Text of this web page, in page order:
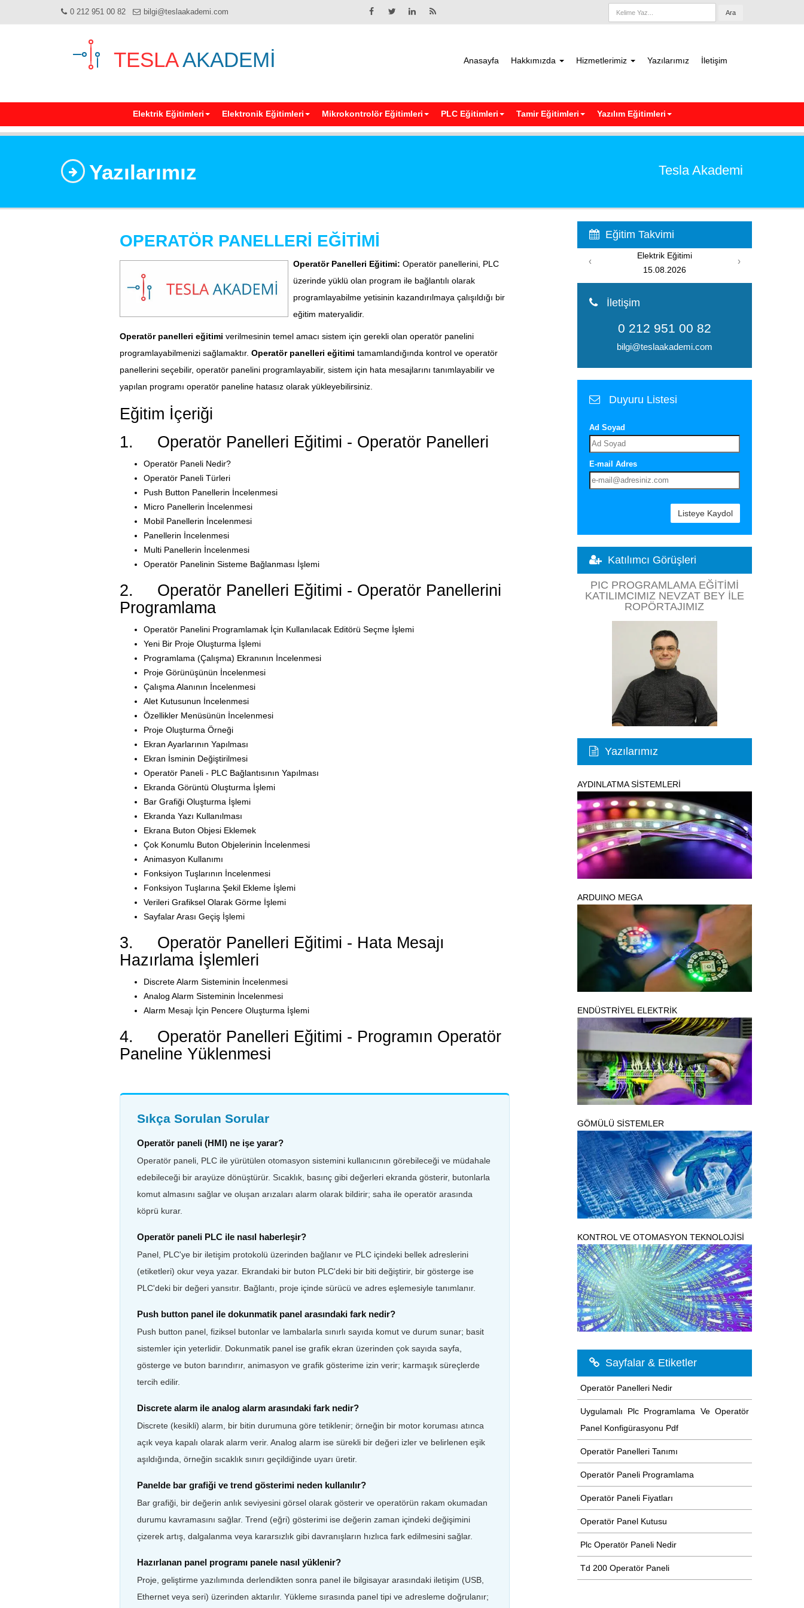
0 212 951 00 82 bilgi@teslaakademi.com Ara
TESLAAKADEMİ Anasayfa Hakkımızda Hizmetlerimiz Yazılarımız İletişim
Elektrik Eğitimleri Elektronik Eğitimleri Mikrokontrolör Eğitimleri PLC Eğitimleri Tamir Eğitimleri Yazılım Eğitimleri
Yazılarımız Tesla Akademi
OPERATÖR PANELLERİ EĞİTİMİ
Operatör Panelleri Eğitimi: Operatör panellerini, PLC
üzerinde yüklü olan program ile bağlantılı olarak
programlayabilme yetisinin kazandırılmaya çalışıldığı bir
eğitim materyalidir.
Operatör panelleri eğitimi verilmesinin temel amacı sistem için gerekli olan operatör panelini
programlayabilmenizi sağlamaktır. Operatör panelleri eğitimi tamamlandığında kontrol ve operatör
panellerini seçebilir, operatör panelini programlayabilir, sistem için hata mesajlarını tanımlayabilir ve
yapılan programı operatör paneline hatasız olarak yükleyebilirsiniz.
Eğitim İçeriği
1. Operatör Panelleri Eğitimi - Operatör Panelleri
Operatör Paneli Nedir?
Operatör Paneli Türleri
Push Button Panellerin İncelenmesi
Micro Panellerin İncelenmesi
Mobil Panellerin İncelenmesi
Panellerin İncelenmesi
Multi Panellerin İncelenmesi
Operatör Panelinin Sisteme Bağlanması İşlemi
2. Operatör Panelleri Eğitimi - Operatör Panellerini
Programlama
Operatör Panelini Programlamak İçin Kullanılacak Editörü Seçme İşlemi
Yeni Bir Proje Oluşturma İşlemi
Programlama (Çalışma) Ekranının İncelenmesi
Proje Görünüşünün İncelenmesi
Çalışma Alanının İncelenmesi
Alet Kutusunun İncelenmesi
Özellikler Menüsünün İncelenmesi
Proje Oluşturma Örneği
Ekran Ayarlarının Yapılması
Ekran İsminin Değiştirilmesi
Operatör Paneli - PLC Bağlantısının Yapılması
Ekranda Görüntü Oluşturma İşlemi
Bar Grafiği Oluşturma İşlemi
Ekranda Yazı Kullanılması
Ekrana Buton Objesi Eklemek
Çok Konumlu Buton Objelerinin İncelenmesi
Animasyon Kullanımı
Fonksiyon Tuşlarının İncelenmesi
Fonksiyon Tuşlarına Şekil Ekleme İşlemi
Verileri Grafiksel Olarak Görme İşlemi
Sayfalar Arası Geçiş İşlemi
3. Operatör Panelleri Eğitimi - Hata Mesajı
Hazırlama İşlemleri
Discrete Alarm Sisteminin İncelenmesi
Analog Alarm Sisteminin İncelenmesi
Alarm Mesajı İçin Pencere Oluşturma İşlemi
4. Operatör Panelleri Eğitimi - Programın Operatör
Paneline Yüklenmesi
Sıkça Sorulan Sorular
Operatör paneli (HMI) ne işe yarar?
Operatör paneli, PLC ile yürütülen otomasyon sistemini kullanıcının görebileceği ve müdahale
edebileceği bir arayüze dönüştürür. Sıcaklık, basınç gibi değerleri ekranda gösterir, butonlarla
komut almasını sağlar ve oluşan arızaları alarm olarak bildirir; saha ile operatör arasında
köprü kurar.
Operatör paneli PLC ile nasıl haberleşir?
Panel, PLC'ye bir iletişim protokolü üzerinden bağlanır ve PLC içindeki bellek adreslerini
(etiketleri) okur veya yazar. Ekrandaki bir buton PLC'deki bir biti değiştirir, bir gösterge ise
PLC'deki bir değeri yansıtır. Bağlantı, proje içinde sürücü ve adres eşlemesiyle tanımlanır.
Push button panel ile dokunmatik panel arasındaki fark nedir?
Push button panel, fiziksel butonlar ve lambalarla sınırlı sayıda komut ve durum sunar; basit
sistemler için yeterlidir. Dokunmatik panel ise grafik ekran üzerinden çok sayıda sayfa,
gösterge ve buton barındırır, animasyon ve grafik gösterime izin verir; karmaşık süreçlerde
tercih edilir.
Discrete alarm ile analog alarm arasındaki fark nedir?
Discrete (kesikli) alarm, bir bitin durumuna göre tetiklenir; örneğin bir motor koruması atınca
açık veya kapalı olarak alarm verir. Analog alarm ise sürekli bir değeri izler ve belirlenen eşik
aşıldığında, örneğin sıcaklık sınırı geçildiğinde uyarı üretir.
Panelde bar grafiği ve trend gösterimi neden kullanılır?
Bar grafiği, bir değerin anlık seviyesini görsel olarak gösterir ve operatörün rakam okumadan
durumu kavramasını sağlar. Trend (eğri) gösterimi ise değerin zaman içindeki değişimini
çizerek artış, dalgalanma veya kararsızlık gibi davranışların hızlıca fark edilmesini sağlar.
Hazırlanan panel programı panele nasıl yüklenir?
Proje, geliştirme yazılımında derlendikten sonra panel ile bilgisayar arasındaki iletişim (USB,
Ethernet veya seri) üzerinden aktarılır. Yükleme sırasında panel tipi ve adresleme doğrulanır;
Eğitim Takvimi
Elektrik Eğitimi
15.08.2026
‹ ›
İletişim
0 212 951 00 82
bilgi@teslaakademi.com
Duyuru Listesi
Ad Soyad
E-mail Adres
Listeye Kaydol
Katılımcı Görüşleri
PIC PROGRAMLAMA EĞITIMI
KATILIMCIMIZ NEVZAT BEY ILE
ROPÖRTAJIMIZ
Yazılarımız
AYDINLATMA SİSTEMLERİ
ARDUINO MEGA
ENDÜSTRİYEL ELEKTRİK
GÖMÜLÜ SİSTEMLER
KONTROL VE OTOMASYON TEKNOLOJİSİ
Sayfalar & Etiketler
Operatör Panelleri Nedir
Uygulamalı Plc Programlama Ve Operatör
Panel Konfigürasyonu Pdf
Operatör Panelleri Tanımı
Operatör Paneli Programlama
Operatör Paneli Fiyatları
Operatör Panel Kutusu
Plc Operatör Paneli Nedir
Td 200 Operatör Paneli